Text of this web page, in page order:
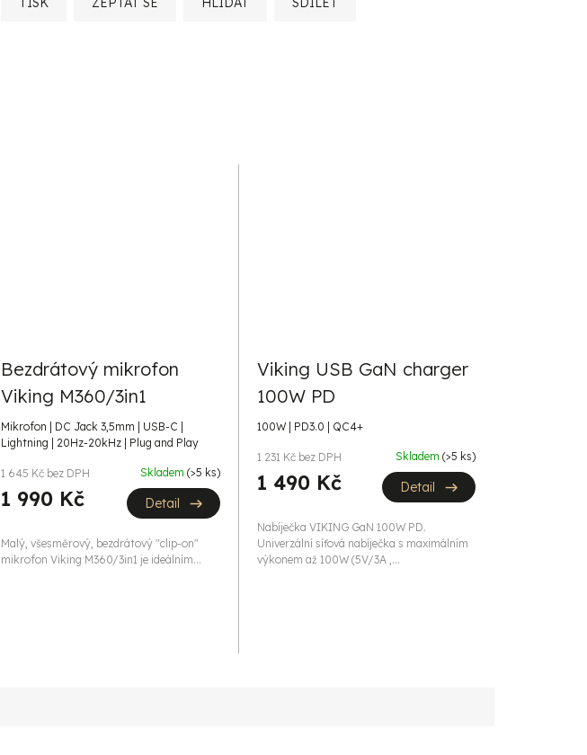
Bezdrátový mikrofon
Viking M360/3in1
Mikrofon | DC Jack 3,5mm | USB-C |
Lightning | 20Hz-20kHz | Plug and Play
1 645 Kč bez DPH
1 990 Kč
Skladem (>5 ks)
Detail
Malý, všesměrový, bezdrátový "clip-on"
mikrofon Viking M360/3in1 je ideálním...
Viking USB GaN charger
100W PD
100W | PD3.0 | QC4+
1 231 Kč bez DPH
1 490 Kč
Skladem (>5 ks)
Detail
Nabíječka VIKING GaN 100W PD.
Univerzální síťová nabíječka s maximálním
výkonem až 100W (5V/3A ,...